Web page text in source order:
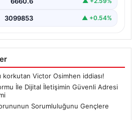
3099853 ▲ +0.54%
korkutan Victor Osimhen iddiası!
İle Dijital İletişimin Güvenli Adresi
Sorumluluğunu Gençlere